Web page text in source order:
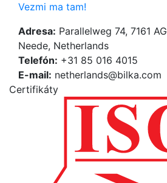
Vezmi ma tam!
Adresa: Parallelweg 74, 7161 AG
Neede, Netherlands
Telefón: +31 85 016 4015
E-mail: netherlands@bilka.com
Certifikáty